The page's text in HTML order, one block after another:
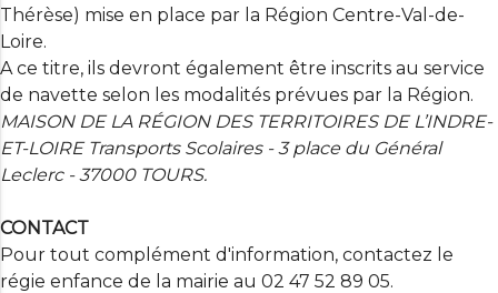
Thérèse) mise en place par la Région Centre-Val-de-
Loire.
A ce titre, ils devront également être inscrits au service
de navette selon les modalités prévues par la Région.
MAISON DE LA RÉGION DES TERRITOIRES DE L’INDRE-
ET-LOIRE Transports Scolaires - 3 place du Général
Leclerc - 37000 TOURS.
CONTACT
Pour tout complément d'information, contactez le
régie enfance de la mairie au 02 47 52 89 05.